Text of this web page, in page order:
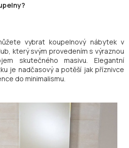
vybrat koupelnový nábytek v
který svým provedením s výraznou
skutečného masivu. Elegantní
je nadčasový a potěší jak příznivce
do minimalismu.